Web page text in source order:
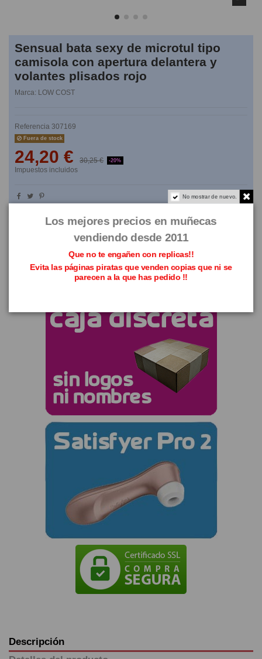
Sensual bata sexy de microtul tipo
camisola con apertura delantera y
volantes plisados rojo
Marca: LOW COST
Referencia 307169
Fuera de stock
24,20 € 30,25 € -20%
Impuestos incluidos
Descripción
No mostrar de nuevo.
Los mejores precios en muñecas
vendiendo desde 2011
Que no te engañen con replicas!!
Evita las páginas piratas que venden copias que ni se
parecen a la que has pedido !!